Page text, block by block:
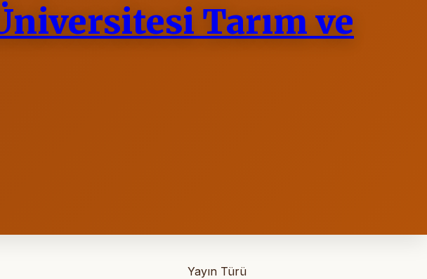
Tarım ve
Yayın Türü